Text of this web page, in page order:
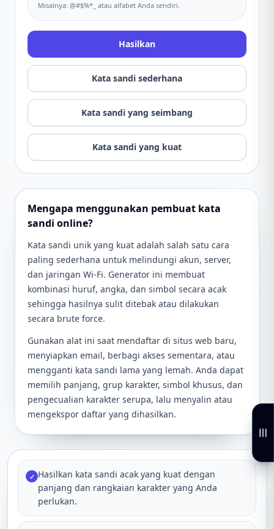
Misalnya: @#$%*_ atau alfabet Anda sendiri.
Hasilkan
Kata sandi sederhana
Kata sandi yang seimbang
Kata sandi yang kuat
Mengapa menggunakan pembuat kata
sandi online?
Kata sandi unik yang kuat adalah salah satu cara
paling sederhana untuk melindungi akun, server,
dan jaringan Wi-Fi. Generator ini membuat
kombinasi huruf, angka, dan simbol secara acak
sehingga hasilnya sulit ditebak atau dilakukan
secara brute force.
Gunakan alat ini saat mendaftar di situs web baru,
menyiapkan email, berbagi akses sementara, atau
mengganti kata sandi lama yang lemah. Anda dapat
memilih panjang, grup karakter, simbol khusus, dan
pengecualian karakter serupa, lalu menyalin atau
mengekspor daftar yang dihasilkan.
✓ Hasilkan kata sandi acak yang kuat dengan
panjang dan rangkaian karakter yang Anda
perlukan.